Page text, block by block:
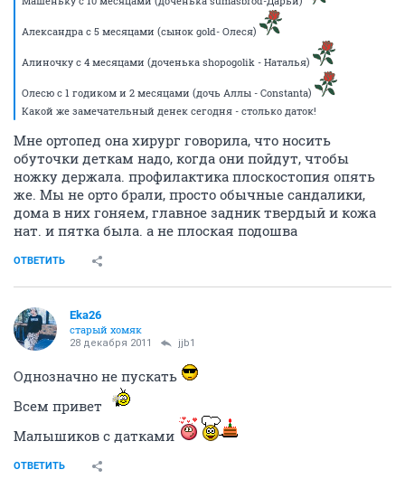
Александра с 5 месяцами (сынок gold- Олеся)
Алиночку с 4 месяцами (доченька shopogolik - Наталья)
Олесю с 1 годиком и 2 месяцами (дочь Аллы - Constanta)
Какой же замечательный денек сегодня - столько даток!
Мне ортопед она хирург говорила, что носить
обуточки деткам надо, когда они пойдут, чтобы
ножку держала. профилактика плоскостопия опять
же. Мы не орто брали, просто обычные сандалики,
дома в них гоняем, главное задник твердый и кожа
нат. и пятка была. а не плоская подошва
ОТВЕТИТЬ
Eka26
старый хомяк
28 декабря 2011 jjb1
Однозначно не пускать
Всем привет
Малышиков с датками
ОТВЕТИТЬ